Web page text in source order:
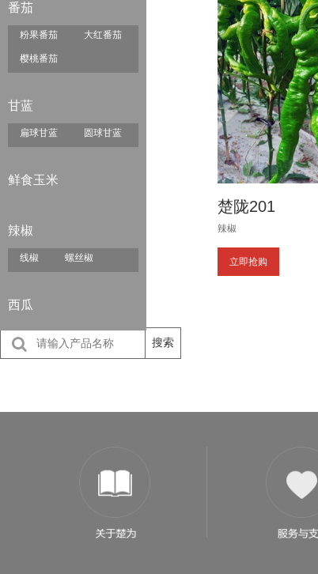
番茄
粉果番茄 大红番茄
樱桃番茄
甘蓝
扁球甘蓝 圆球甘蓝
鲜食玉米
辣椒
线椒 螺丝椒
西瓜
楚陇201
辣椒
立即抢购
搜索